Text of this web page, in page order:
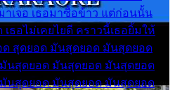
าเจอ เธอมาซื้อข้าว แต่ก่อนนั้น
เธอไม่เคยไยดี คราวนี้เธอยิ้มให้
ด สุดยอด มันสุดยอด มันสุดยอด
นสุดยอด มันสุดยอด มันสุดยอด
นสุดยอด มันสุดยอด มันสุดยอด